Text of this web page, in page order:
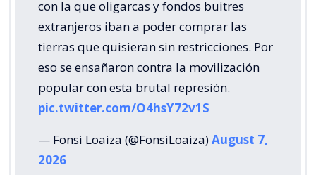
con la que oligarcas y fondos buitres
extranjeros iban a poder comprar las
tierras que quisieran sin restricciones. Por
eso se ensañaron contra la movilización
popular con esta brutal represión.
pic.twitter.com/O4hsY72v1S
— Fonsi Loaiza (@FonsiLoaiza)August 7,
2026